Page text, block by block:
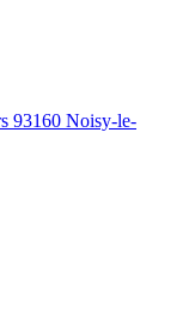
93160 Noisy-le-